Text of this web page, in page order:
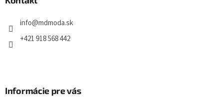
info@mdmoda.sk
+421 918 568 442
Informácie pre vás